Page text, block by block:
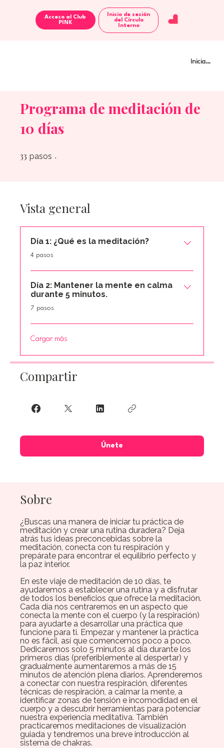
Iniciar
Acceso al Club
Inicio de sesión
del Círculo
Interno
Programa de meditación de
10 días
33 pasos
Vista general
Día 1: ¿Qué es la meditación?
4 pasos
Día 2: Mantener la mente en calma
durante 5 minutos.
7 pasos
Cargar más
Compartir
Únete
Sobre
¿Buscas una manera de iniciar tu práctica de
meditación y crear una rutina duradera? Deja
atrás tus ideas preconcebidas sobre la
meditación, conecta con tu respiración y
prepárate para encontrar el equilibrio perfecto y
la paz interior.
En este viaje de meditación de 10 días, te
ayudaremos a establecer una rutina y a disfrutar
de todos los beneficios que ofrece la meditación.
Cada día nos centraremos en un aspecto que
conecta la mente con el cuerpo (y la respiración)
para ayudarte a desarrollar una práctica que
funcione para ti. Empezar y mantener la práctica
no es fácil, así que comencemos poco a poco.
Dedicaremos solo 5 minutos al día durante los
primeros días (preferiblemente al despertar) y
gradualmente aumentaremos a más de 15
minutos de atención plena diarios. Aprenderemos
a conectar con nuestra respiración, diferentes
técnicas de respiración, a calmar la mente, a
identificar zonas de tensión e incomodidad en el
cuerpo y a descubrir herramientas para potenciar
nuestra experiencia meditativa. También
practicaremos meditaciones de visualización
guiada y tendremos una breve introducción al
sistema de chakras.